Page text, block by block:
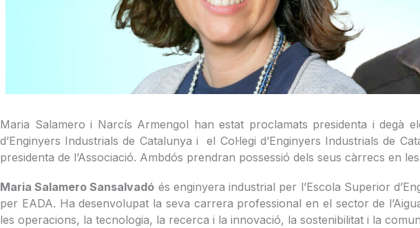
Maria Salamero i Narcís Armengol han estat proclamats presidenta i degà
d’Enginyers Industrials de Catalunya i el Col·legi d’Enginyers Industrials de
presidenta de l’Associació. Ambdós prendran possessió dels seus càrrecs en
Maria Salamero Sansalvadó és enginyera industrial per l’Escola Superior
per EADA. Ha desenvolupat la seva carrera professional en el sector de
les operacions, la tecnologia, la recerca i la innovació, la sostenibilitat i la